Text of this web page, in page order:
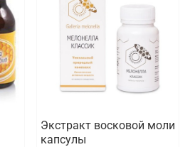
Экстракт восковой моли
капсулы